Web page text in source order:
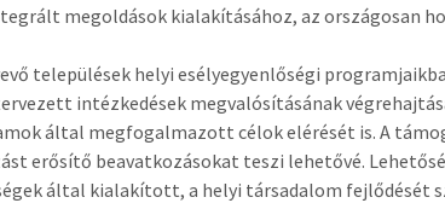
megoldások kialakításához, az országosan
települések helyi esélyegyenlőségi
intézkedések megvalósításának
által megfogalmazott célok elérését is. A
erősítő beavatkozásokat teszi lehetővé.
által kialakított, a helyi társadalom fejlődését